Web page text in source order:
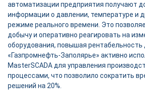
автоматизации предприятия получают
информации о давлении, температуре и
режиме реального времени. Это
добычу и оперативно реагировать на
оборудования, повышая
«Газпромнефть-Заполярье» активно
MasterSCADA для управления
процессами, что позволило сократить
решений на 20%.